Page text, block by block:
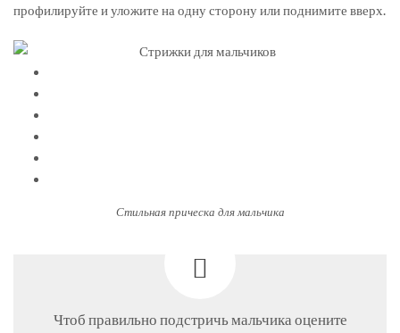
профилируйте и уложите на одну сторону или поднимите вверх.
Стильная прическа для мальчика
Чтоб правильно подстричь мальчика оцените